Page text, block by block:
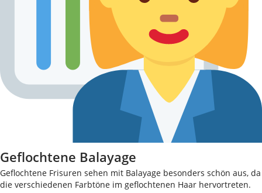
Geflochtene Balayage
Geflochtene Frisuren sehen mit Balayage besonders schön aus, da
die verschiedenen Farbtöne im geflochtenen Haar hervortreten.